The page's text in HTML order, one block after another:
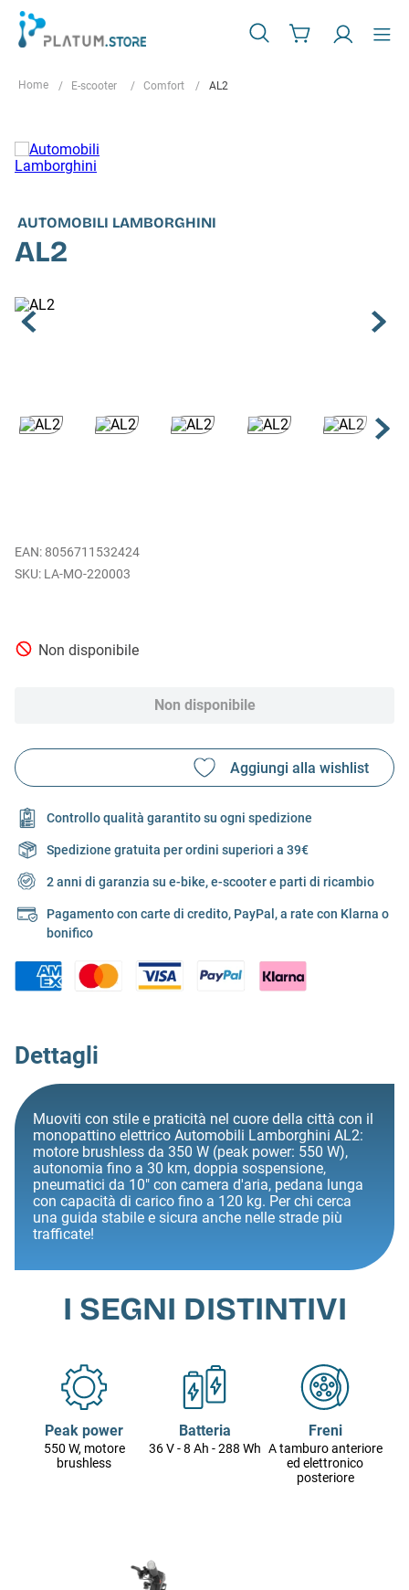
E-scooter Comfort AL2
AUTOMOBILI LAMBORGHINI
AL2
EAN: 8056711532424
LA-MO-220003
Non disponibile
Non disponibile
Controllo qualità garantito su ogni spedizione
Spedizione gratuita per ordini superiori a 39€
2 anni di garanzia su e-bike, e-scooter e parti di ricambio
Pagamento con carte di credito, PayPal, a rate con Klarna o
bonifico
Dettagli
Muoviti con stile e praticità nel cuore della città con il
monopattino elettrico Automobili Lamborghini AL2:
motore brushless da 350 W (peak power: 550 W),
autonomia fino a 30 km, doppia sospensione,
pneumatici da 10" con camera d'aria, pedana lunga
con capacità di carico fino a 120 kg. Per chi cerca
una guida stabile e sicura anche nelle strade più
trafficate!
I SEGNI DISTINTIVI
Peak power
550 W, motore
brushless
Batteria
36 V - 8 Ah - 288 Wh
Freni
A tamburo anteriore
ed elettronico
posteriore